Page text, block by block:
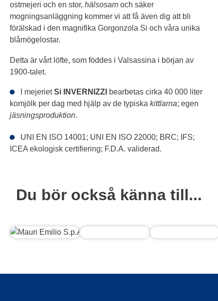
ostmejeri och en stor, hälsosam och säker
mogningsanläggning kommer vi att få även dig att bli
förälskad i den magnifika Gorgonzola Si och våra unika
blåmögelostar.
Detta är vårt löfte, som föddes i Valsassina i början av
1900-talet.
I mejerietSi INVERNIZZI bearbetas cirka 40 000 liter
komjölk per dag med hjälp av de typiska kittlarna; egen
jäsningsproduktion.
UNI EN ISO 14001; UNI EN ISO 22000; BRC; IFS;
ICEA ekologisk certifiering; F.D.A. validerad.
Du bör också känna till...